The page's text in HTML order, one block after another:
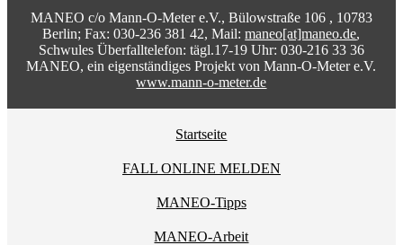
MANEO c/o Mann-O-Meter e.V., Bülowstraße 106 , 10783
Berlin; Fax: 030-236 381 42, Mail:maneo[at]maneo.de,
Schwules Überfalltelefon: tägl.17-19 Uhr: 030-216 33 36
MANEO, ein eigenständiges Projekt von Mann-O-Meter e.V.
www.mann-o-meter.de
Startseite
FALL ONLINE MELDEN
MANEO-Tipps
MANEO-Arbeit